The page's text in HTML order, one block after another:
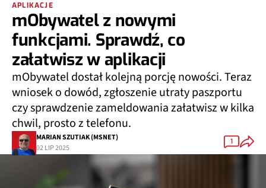
APLIKACJE
mObywatel z nowymi
funkcjami. Sprawdź, co
załatwisz w aplikacji
mObywatel dostał kolejną porcję nowości. Teraz
wniosek o dowód, zgłoszenie utraty paszportu
czy sprawdzenie zameldowania załatwisz w kilka
chwil, prosto z telefonu.
MARIAN SZUTIAK (MSNET)
02 LIP 2025
1